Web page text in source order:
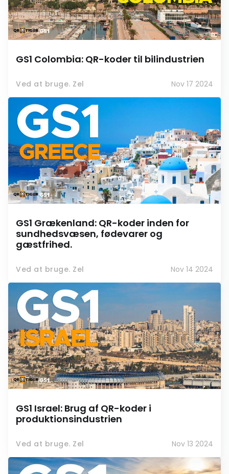
GS1 Colombia: QR-koder til bilindustrien
Ved at bruge. Zel Nov 17 2024
GS1 Grækenland: QR-koder inden for
sundhedsvæsen, fødevarer og
gæstfrihed.
Ved at bruge. Zel Nov 14 2024
GS1 Israel: Brug af QR-koder i
produktionsindustrien
Ved at bruge. Zel Nov 13 2024